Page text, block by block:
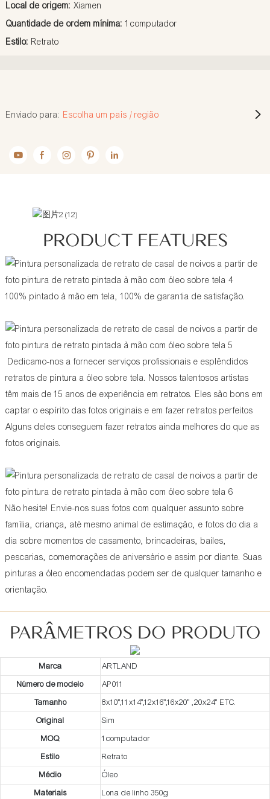
Local de origem: Xiamen
Quantidade de ordem mínima:1computador
Estilo: Retrato
Enviado para: Escolha um país / região
PRODUCT FEATURES
100% pintado à mão em tela, 100% de garantia de satisfação.
Dedicamo-nos a fornecer serviços profissionais e esplêndidos
retratos de pintura a óleo sobre tela. Nossos talentosos artistas
têm mais de 15 anos de experiência em retratos. Eles são bons em
captar o espírito das fotos originais e em fazer retratos perfeitos
Alguns deles conseguem fazer retratos ainda melhores do que as
fotos originais.
Não hesite! Envie-nos suas fotos com qualquer assunto sobre
família, criança, até mesmo animal de estimação, e fotos do dia a
dia sobre momentos de casamento, brincadeiras, bailes,
pescarias, comemorações de aniversário e assim por diante. Suas
pinturas a óleo encomendadas podem ser de qualquer tamanho e
orientação.
PARÂMETROS DO PRODUTO
Marca
ARTLAND
Número de modelo
AP011
Tamanho
8x10”,11x14”,12x16”,16x20” ,20x24” ETC.
Original
Sim
MOQ
1computador
Estilo
Retrato
Médio
Óleo
Materiais
Lona de linho 350g